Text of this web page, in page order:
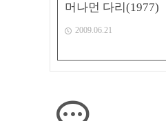
머나먼 다리(1977)
2009.06.21